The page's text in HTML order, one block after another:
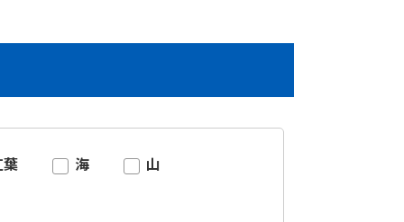
葉 海 山